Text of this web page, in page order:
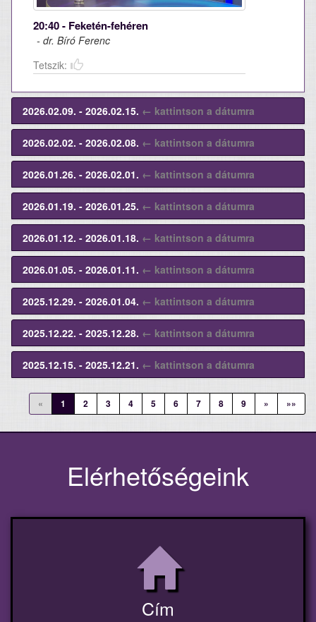
20:40 - Feketén-fehéren
- dr. Bíró Ferenc
Tetszik:
2026.02.09. - 2026.02.15. ← kattintson a dátumra
2026.02.02. - 2026.02.08. ← kattintson a dátumra
2026.01.26. - 2026.02.01. ← kattintson a dátumra
2026.01.19. - 2026.01.25. ← kattintson a dátumra
2026.01.12. - 2026.01.18. ← kattintson a dátumra
2026.01.05. - 2026.01.11. ← kattintson a dátumra
2025.12.29. - 2026.01.04. ← kattintson a dátumra
2025.12.22. - 2025.12.28. ← kattintson a dátumra
2025.12.15. - 2025.12.21. ← kattintson a dátumra
« 1 2 3 4 5 6 7 8 9 » »»
Elérhetőségeink
Cím